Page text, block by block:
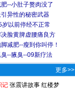
--小肚子赘肉没了
异性的秘密武器
岁以前停经不正常
脸黄脾虚腰痛良方
减肥--瘦到你叫停！
--腋臭--09新疗法
更多>>
记 张震讲故事 红楼梦